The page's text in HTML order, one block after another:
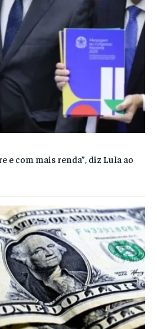
e com mais renda”, diz Lula ao